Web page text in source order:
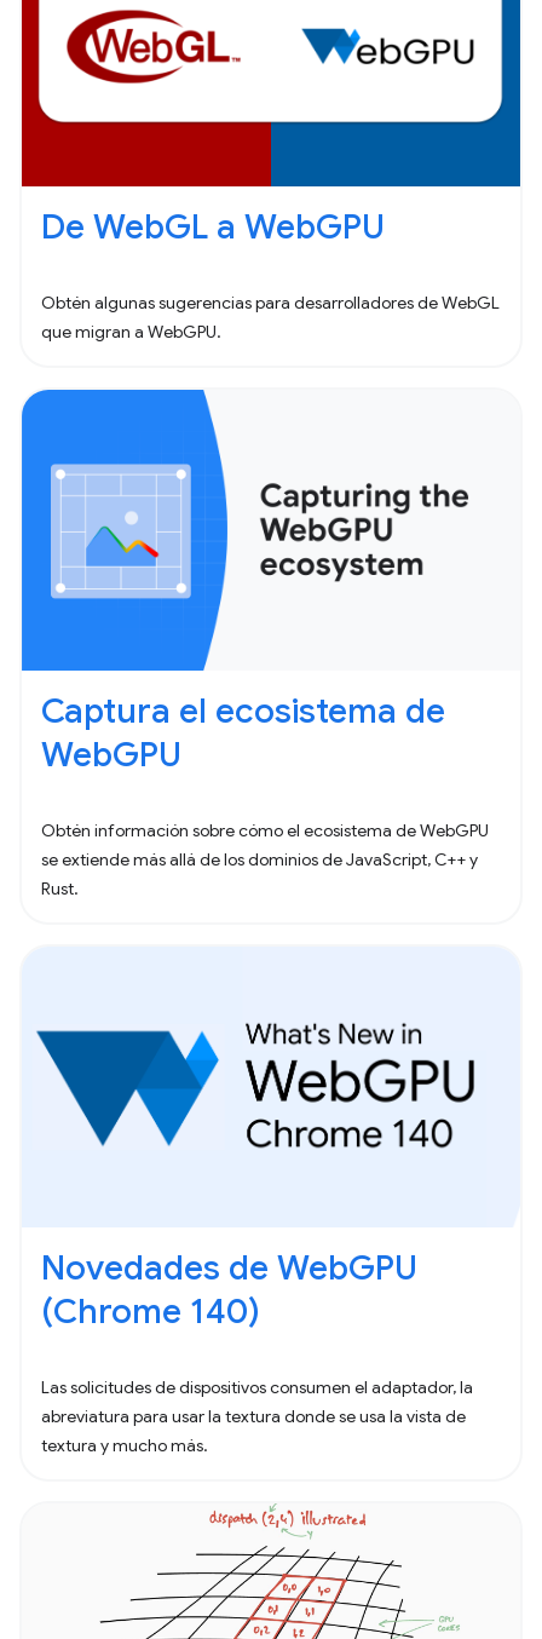
De WebGL a WebGPU
Obtén algunas sugerencias para desarrolladores de WebGL
que migran a WebGPU.
Captura el ecosistema de
WebGPU
Obtén información sobre cómo el ecosistema de WebGPU
se extiende más allá de los dominios de JavaScript, C++ y
Rust.
Novedades de WebGPU
(Chrome 140)
Las solicitudes de dispositivos consumen el adaptador, la
abreviatura para usar la textura donde se usa la vista de
textura y mucho más.